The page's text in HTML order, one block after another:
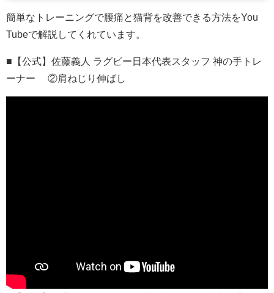
簡単なトレーニングで腰痛と猫背を改善できる方法をYou
Tubeで解説してくれています。
■【公式】佐藤義人 ラグビー日本代表スタッフ 神の手トレ
ーナー ②肩ねじり伸ばし